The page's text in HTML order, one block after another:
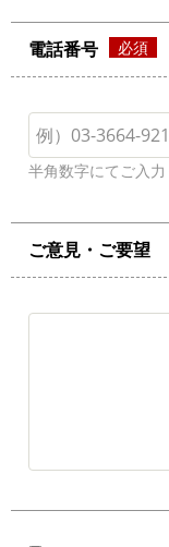
電話番号
半角数字にてご入力
ご意見・ご要望